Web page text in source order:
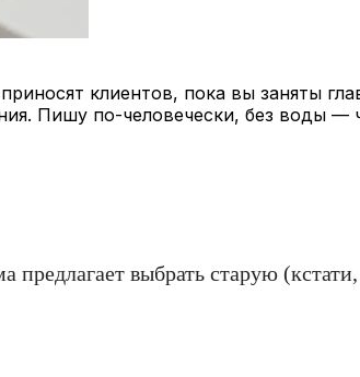
клиентов, пока вы заняты
Пишу по-человечески, без воды —
предлагает выбрать старую